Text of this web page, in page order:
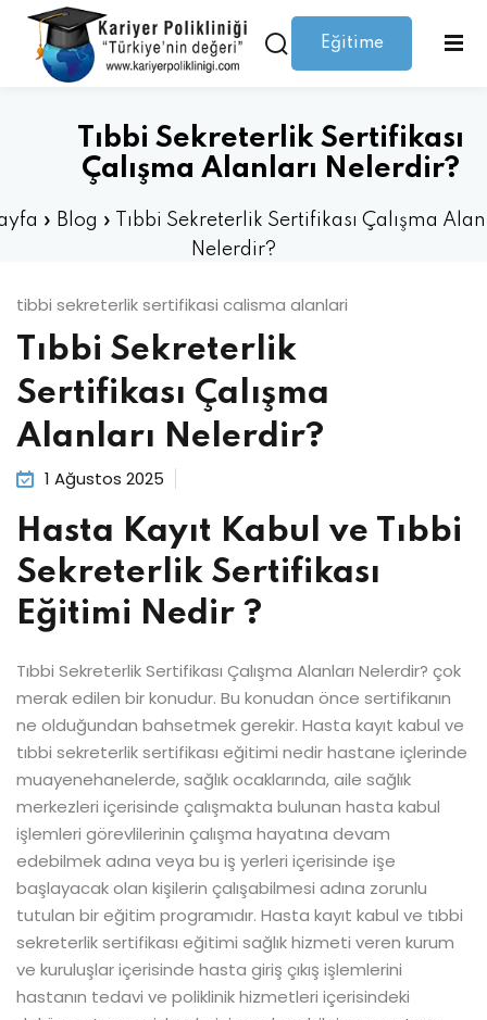
Eğitime
Tıbbi Sekreterlik Sertifikası
Çalışma Alanları Nelerdir?
» Blog »
Tıbbi Sekreterlik Sertifikası Çalışma
Nelerdir?
tibbi sekreterlik sertifikasi calisma alanlari
Tıbbi Sekreterlik
Sertifikası Çalışma
Alanları Nelerdir?
1 Ağustos 2025
Hasta Kayıt Kabul ve Tıbbi
Sekreterlik Sertifikası
Eğitimi Nedir ?
Tıbbi Sekreterlik Sertifikası Çalışma Alanları Nelerdir? çok
merak edilen bir konudur. Bu konudan önce sertifikanın
ne olduğundan bahsetmek gerekir. Hasta kayıt kabul ve
tıbbi sekreterlik sertifikası eğitimi nedir hastane içlerinde
muayenehanelerde, sağlık ocaklarında, aile sağlık
merkezleri içerisinde çalışmakta bulunan hasta kabul
işlemleri görevlilerinin çalışma hayatına devam
edebilmek adına veya bu iş yerleri içerisinde işe
başlayacak olan kişilerin çalışabilmesi adına zorunlu
tutulan bir eğitim programıdır. Hasta kayıt kabul ve tıbbi
sekreterlik sertifikası eğitimi sağlık hizmeti veren kurum
ve kuruluşlar içerisinde hasta giriş çıkış işlemlerini
hastanın tedavi ve poliklinik hizmetleri içerisindeki
Giriş yap Kaydolmak
Hesabınız yok mu?Kaydolmak
Beni hatırla